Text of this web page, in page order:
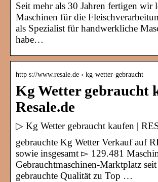
Seit mehr als 30 Jahren fertigen wir
Maschinen für die
als Spezialist für handwerkliche
habe…
http s://www.resale.de › kg-wetter-gebraucht
Kg Wetter gebraucht
Resale.de
▷ Kg Wetter gebraucht kaufen |
gebrauchte Kg Wetter Verkauf auf
sowie insgesamt ▻ 129.481
Gebrauchtmaschinen-Marktplatz
gebrauchte Qualität zu Top …